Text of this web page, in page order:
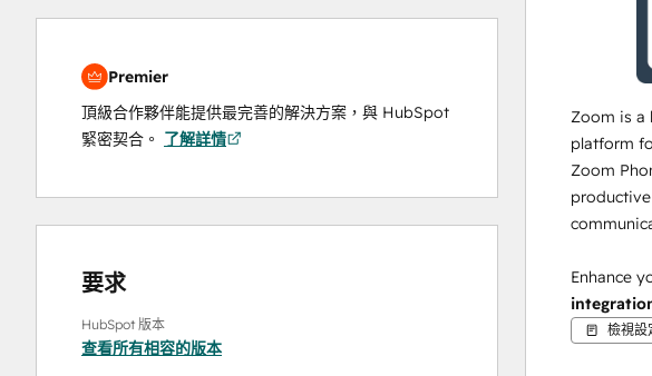
Premier
頂級合作夥伴能提供最完善的解決方案，與 HubSpot
緊密契合。 了解詳情
要求
HubSpot 版本
查看所有相容的版本
Zoom is a
platform
Zoom
Enhance
檢視設